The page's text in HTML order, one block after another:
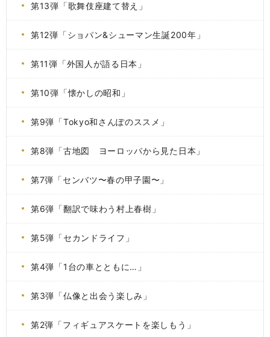
第13弾「歌舞伎座建て替え」
第12弾「ショパン&シューマン生誕200年」
第11弾「外国人が語る日本」
第10弾「懐かしの昭和」
第9弾「Tokyo和さんぽのススメ」
第8弾「古地図 ヨーロッパから見た日本」
第7弾「センバツ〜春の甲子園〜」
第6弾「翻訳で味わう村上春樹」
第5弾「セカンドライフ」
第4弾「1台の車とともに…」
第3弾「仏像と出会う楽しみ」
第2弾「フィギュアスケートを楽しもう」